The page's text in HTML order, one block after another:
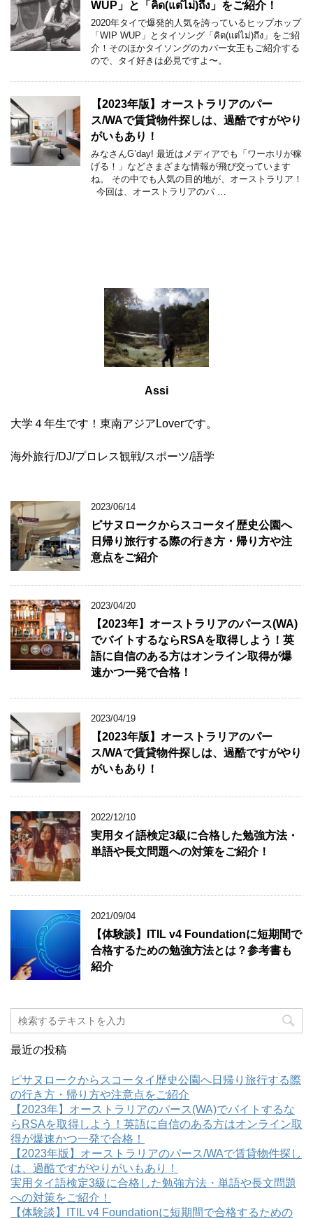
WUP」と「คิด(แต่ไม่)ถึง」をご紹介！
2020年タイで爆発的人気を誇っているヒップホップ
「WIP WUP」とタイソング「คิด(แต่ไม่)ถึง」をご紹
介！そのほかタイソングのカバー女王もご紹介する
ので、タイ好きは必見ですよ〜。
【2023年版】オーストラリアのパー
ス/WAで賃貸物件探しは、過酷ですがやり
がいもあり！
みなさんG’day! 最近はメディアでも「ワーホリが稼
げる！」などさまざまな情報が飛び交っています
ね。 その中でも人気の目的地が、オーストラリア！
今回は、オーストラリアのパ …
Assi
大学４年生です！東南アジアLoverです。
海外旅行/DJ/プロレス観戦/スポーツ/語学
2023/06/14
ピサヌロークからスコータイ歴史公園へ
日帰り旅行する際の行き方・帰り方や注
意点をご紹介
2023/04/20
【2023年】オーストラリアのパース(WA)
でバイトするならRSAを取得しよう！英
語に自信のある方はオンライン取得が爆
速かつ一発で合格！
2023/04/19
【2023年版】オーストラリアのパー
ス/WAで賃貸物件探しは、過酷ですがやり
がいもあり！
2022/12/10
実用タイ語検定3級に合格した勉強方法・
単語や長文問題への対策をご紹介！
2021/09/04
【体験談】ITIL v4 Foundationに短期間で
合格するための勉強方法とは？参考書も
紹介
最近の投稿
ピサヌロークからスコータイ歴史公園へ日帰り旅行する際
の行き方・帰り方や注意点をご紹介
【2023年】オーストラリアのパース(WA)でバイトするな
らRSAを取得しよう！英語に自信のある方はオンライン取
得が爆速かつ一発で合格！
【2023年版】オーストラリアのパース/WAで賃貸物件探し
は、過酷ですがやりがいもあり！
実用タイ語検定3級に合格した勉強方法・単語や長文問題
への対策をご紹介！
【体験談】ITIL v4 Foundationに短期間で合格するための